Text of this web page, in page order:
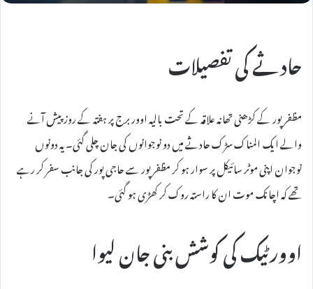
حادثے کی تفصیلات
مظفرپور کے کڑھنی تھانہ علاقہ کے تحت بالیہ اوور برج پر ہفتہ کے روز پیش آنے
والے ایک المناک سڑک حادثے میں دو نوجوانوں کی جان چلی گئی۔ یہ دونوں
نوجوان اپنی موٹر سائیکل پر سوار ہو کر مظفرپور سے حاجی پور کی جانب سفر کر رہے
تھے کہ اچانک موت ان کا راستہ روک کر کھڑی ہو گئی۔
اوورٹیک کی کوشش بنی جان لیوا